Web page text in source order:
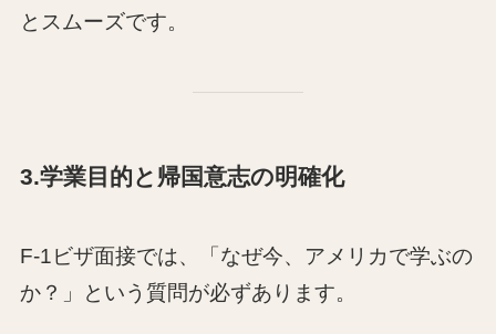
とスムーズです。
3.学業目的と帰国意志の明確化
F-1ビザ面接では、「なぜ今、アメリカで学ぶの
か？」という質問が必ずあります。